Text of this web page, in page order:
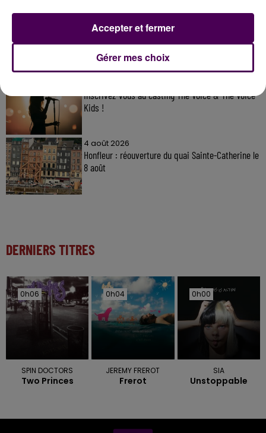
31 juillet 2026
Gagnez vos entrées à Terra Botanica !
Inscrivez-vous au casting The Voice & The Voice
Kids !
4 août 2026
Honfleur : réouverture du quai Sainte-Catherine le
8 août
DERNIERS TITRES
0h06
0h06
SPIN DOCTORS
Two Princes
0h04
0h04
JEREMY FREROT
Frerot
0h00
0h00
SIA
Unstoppable
Gérer mes choix
Accepter et fermer